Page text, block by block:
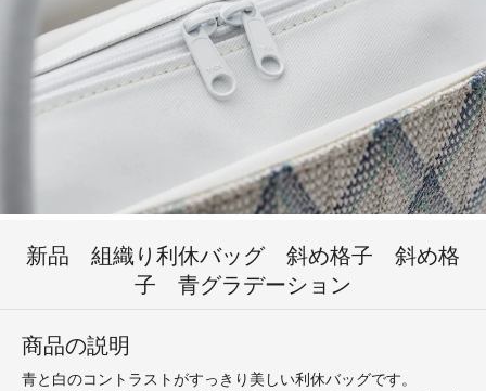
新品 組織り利休バッグ 斜め格子 斜め格
子 青グラデーション
商品の説明
青と白のコントラストがすっきり美しい利休バッグです。